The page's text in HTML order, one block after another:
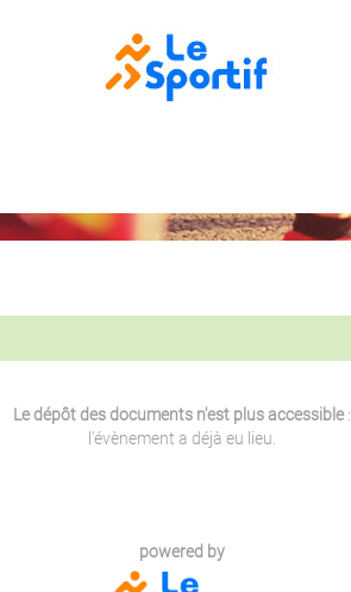
Le dépôt des documents n'est plus accessible:
l'évènement a déjà eu lieu.
powered by